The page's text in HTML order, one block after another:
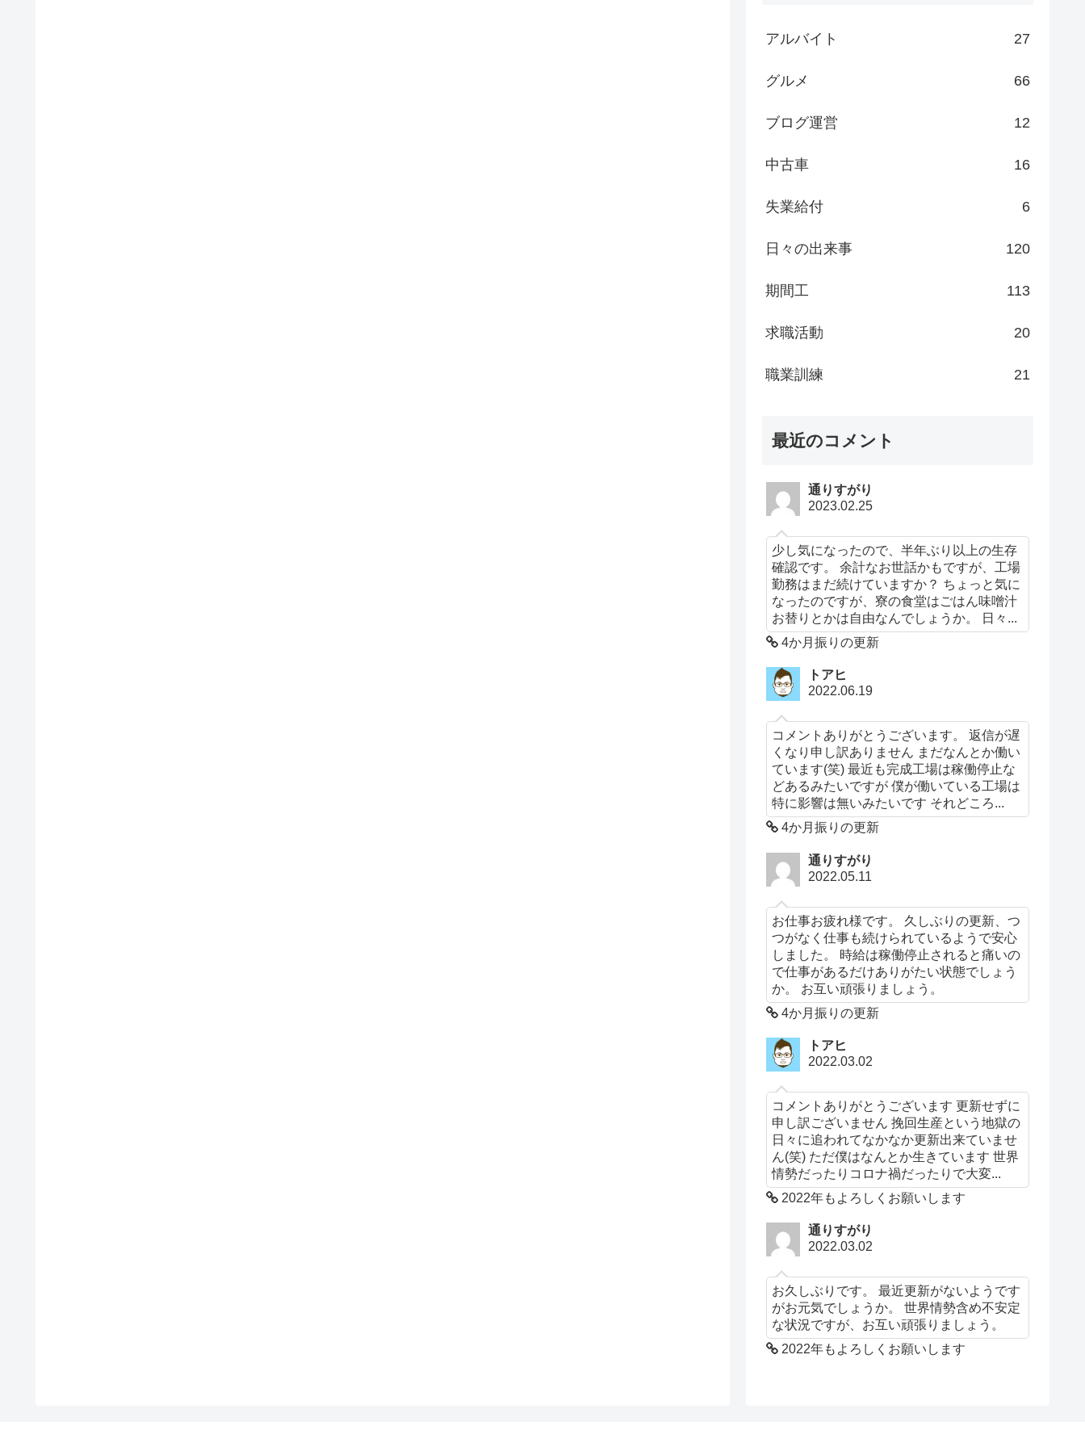
アルバイト 27
グルメ 66
ブログ運営 12
中古車 16
失業給付 6
日々の出来事 120
期間工 113
求職活動 20
職業訓練 21
最近のコメント
通りすがり
2023.02.25
少し気になったので、半年ぶり以上の生存
確認です。 余計なお世話かもですが、工場
勤務はまだ続けていますか？ ちょっと気に
なったのですが、寮の食堂はごはん味噌汁
お替りとかは自由なんでしょうか。 日々...
4か月振りの更新
トアヒ
2022.06.19
コメントありがとうございます。 返信が遅
くなり申し訳ありません まだなんとか働い
ています(笑) 最近も完成工場は稼働停止な
どあるみたいですが 僕が働いている工場は
特に影響は無いみたいです それどころ...
4か月振りの更新
通りすがり
2022.05.11
お仕事お疲れ様です。 久しぶりの更新、つ
つがなく仕事も続けられているようで安心
しました。 時給は稼働停止されると痛いの
で仕事があるだけありがたい状態でしょう
か。 お互い頑張りましょう。
4か月振りの更新
トアヒ
2022.03.02
コメントありがとうございます 更新せずに
申し訳ございません 挽回生産という地獄の
日々に追われてなかなか更新出来ていませ
ん(笑) ただ僕はなんとか生きています 世界
情勢だったりコロナ禍だったりで大変...
2022年もよろしくお願いします
通りすがり
2022.03.02
お久しぶりです。 最近更新がないようです
がお元気でしょうか。 世界情勢含め不安定
な状況ですが、お互い頑張りましょう。
2022年もよろしくお願いします